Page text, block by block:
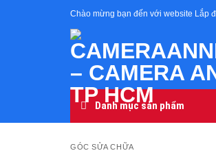
Chào mừng bạn đến với website Lắp
Danh mục sản phẩm
GÓC SỬA CHỮA